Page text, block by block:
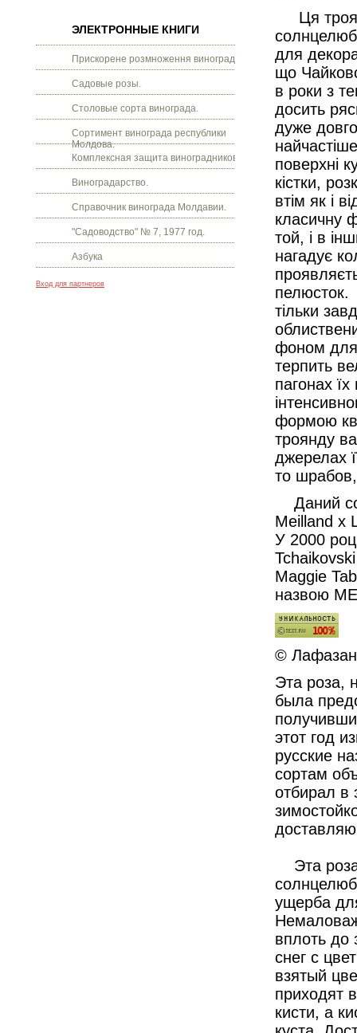
ЭЛЕКТРОННЫЕ КНИГИ
Прискорене розмноження винограду.
Садовые розы.
Столовые сорта винограда.
Сортимент винограда республики
Молдова.
Комплексная защита виноградников.
Виноградарство.
Справочник винограда Молдавии.
"Садоводство" № 7, 1977 год.
Азбука
Вход для партнеров
Ця
для
що
в роки з
досить
дуже
поверхні
кістки,
втім як і
класичну
той, і в
нагадує
пелюсток.
тільки
фоном для
терпить
пагонах
формою
троянду
джерелах
то шрабов,
Даний
Meilland х
У 2000
Maggie
назвою
©
Эта роза,
была
этот год
русские
сортам
отбирал в
Эта роза
ущерба
вплоть до
снег с
взятый
приходят
кисти, а